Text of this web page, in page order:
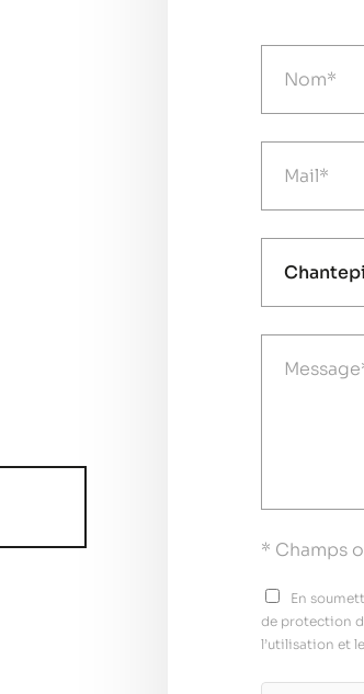
* Champs
En
de protection
l’utilisation et